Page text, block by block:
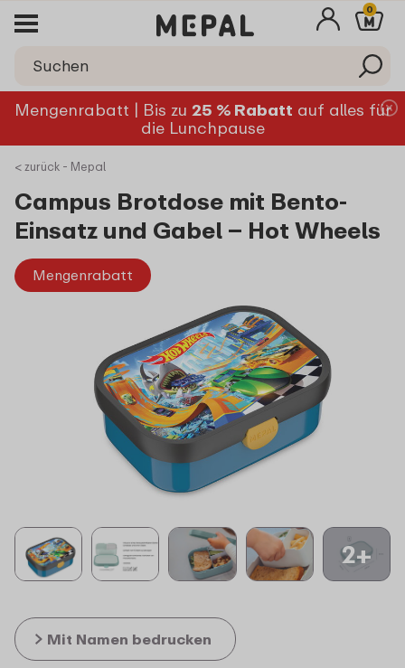
0
Mengenrabatt | Bis zu 25 % Rabatt auf alles für
die Lunchpause
< zurück - Mepal
Campus Brotdose mit Bento-
Einsatz und Gabel – Hot Wheels
Mengenrabatt
2+
Mit Namen bedrucken